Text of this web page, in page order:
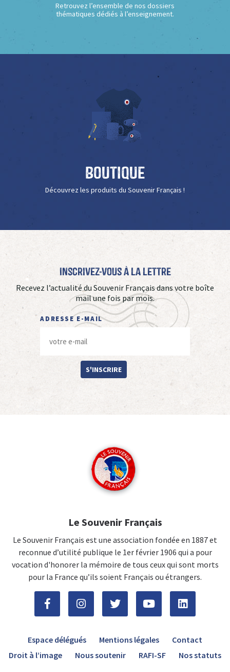
Retrouvez l’ensemble de nos dossiers
thématiques dédiés à l’enseignement.
Boutique
Découvrez les produits du Souvenir Français !
Inscrivez-vous à La Lettre
Recevez l’actualité du Souvenir Français dans votre boîte
mail une fois par mois.
ADRESSE E-MAIL
S'INSCRIRE
Le Souvenir Français
Le Souvenir Français est une association fondée en 1887 et
reconnue d’utilité publique le 1er février 1906 qui a pour
vocation d'honorer la mémoire de tous ceux qui sont morts
pour la France qu’ils soient Français ou étrangers.
Espace délégués Mentions légales
Contact
Droit à l’image
Nous soutenir RAFI-SF Nos statuts